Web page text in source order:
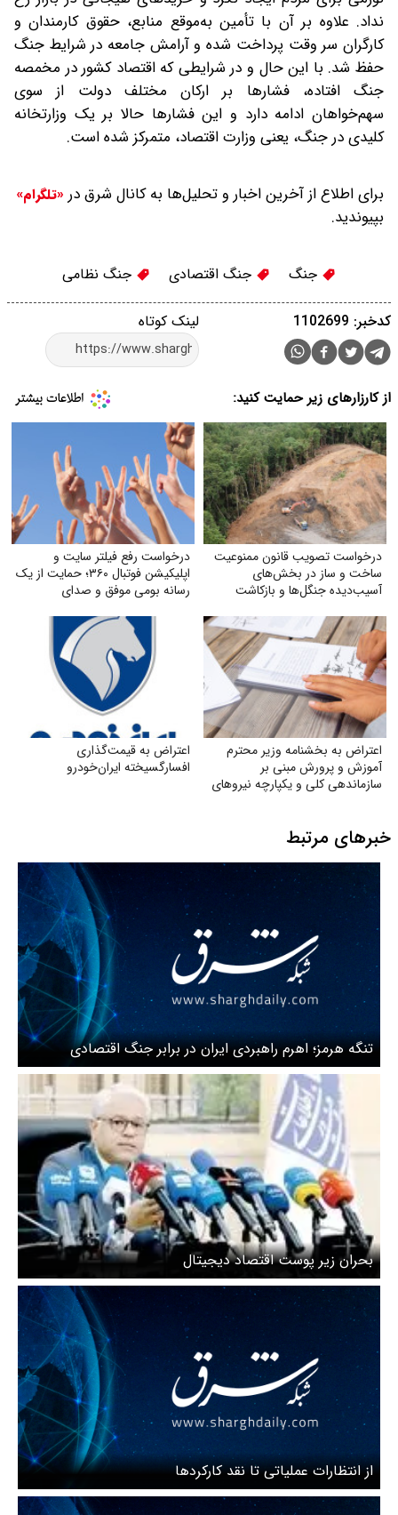
نداد. علاوه بر آن با تأمین به‌موقع منابع، حقوق کارمندان و
کارگران سر وقت پرداخت شده و آرامش جامعه در شرایط جنگ
حفظ شد. با این ‌حال و در شرایطی که اقتصاد کشور در مخمصه
جنگ افتاده، فشارها بر ارکان مختلف دولت از سوی
سهم‌خواهان ادامه دارد و این فشارها حالا بر یک وزارتخانه
کلیدی در جنگ، یعنی وزارت اقتصاد، متمرکز شده است.
برای اطلاع از آخرین اخبار و تحلیل‌ها به کانال شرق در «تلگرام»
بپیوندید.
جنگ جنگ اقتصادی جنگ نظامی
لینک کوتاه کدخبر: 1102699
از کارزارهای زیر حمایت کنید:
درخواست تصویب قانون ممنوعیت
ساخت و ساز در بخش‌های
آسیب‌دیده جنگل‌ها و بازکاشت
آسیب‌دیده
درخواست رفع فیلتر سایت و
اپلیکیشن فوتبال ۳۶۰؛ حمایت از یک
رسانه بومی موفق و صدای
اعتراض به بخشنامه وزیر محترم
آموزش و پرورش مبنی بر
سازماندهی کلی و یکپارچه نیروهای
اعتراض به قیمت‌گذاری
افسارگسیخته ایران‌خودرو
خبرهای مرتبط
تنگه هرمز؛ اهرم راهبردی ایران در برابر جنگ اقتصادی
بحران زیر پوست اقتصاد دیجیتال
از انتظارات عملیاتی تا نقد کارکردها